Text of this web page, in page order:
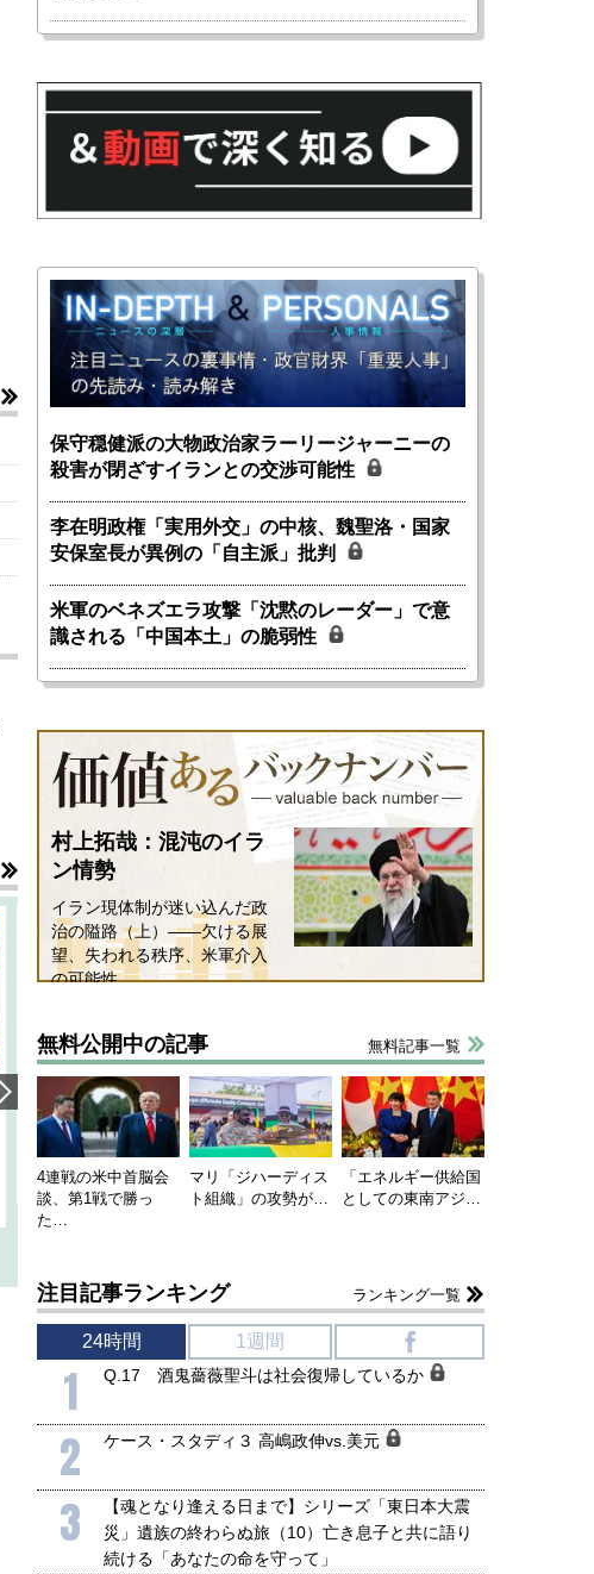
韓国にも理解してほしい「極東
1905年体制」における日米韓安
全保障協力の意味
千々和泰明
2026年5月15日
ホルムズ海峡危機で加速したエ
ネルギー転換が「中国依存」に
行き着くリスク
小山堅
2026年5月14日
保守穏健派の大物政治家ラーリージャーニーの
殺害が閉ざすイランとの交渉可能性
李在明政権「実用外交」の中核、魏聖洛・国家
安保室長が異例の「自主派」批判
米軍のベネズエラ攻撃「沈黙のレーダー」で意
識される「中国本土」の脆弱性
村上拓哉：混沌のイラ
ン情勢
イラン現体制が迷い込んだ政
治の隘路（上）――欠ける展
望、失われる秩序、米軍介入
の可能性
無料公開中の記事 無料記事一覧
4連戦の米中首脳会
談、第1戦で勝っ
た…
マリ「ジハーディス
ト組織」の攻勢が…
「エネルギー供給国
としての東南アジ…
注目記事ランキング ランキング一覧
24時間 1週間
1 Q.17 酒鬼薔薇聖斗は社会復帰しているか
2 ケース・スタディ３ 高嶋政伸vs.美元
3
【魂となり逢える日まで】シリーズ「東日本大震
災」遺族の終わらぬ旅（10）亡き息子と共に語り
続ける「あなたの命を守って」